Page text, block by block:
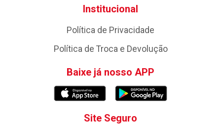
Institucional
Política de Privacidade
Política de Troca e Devolução
Baixe já nosso APP
Site Seguro